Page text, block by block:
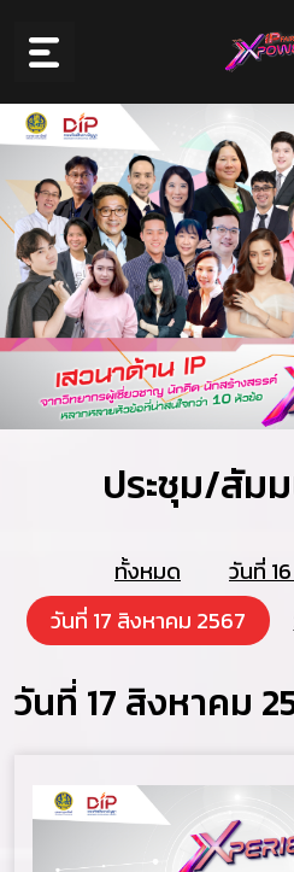
ประชุม/สัม
ทั้งหมด
วันที่
วันที่ 17 สิงหาคม 2567
วันที่ 17 สิงหาคม